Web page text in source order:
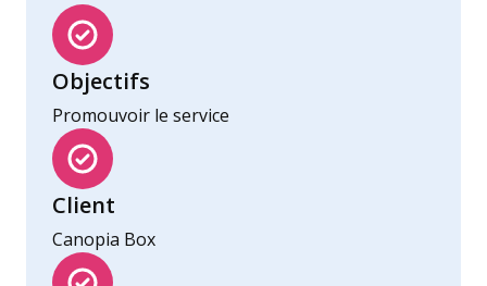
Objectifs
Promouvoir le service
Client
Canopia Box